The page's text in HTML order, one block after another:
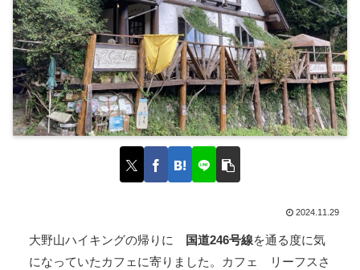
2024.11.29
大野山ハイキングの帰りに 国道246号線を通る度に気
になっていたカフェに寄りました。カフェ リーフスさ